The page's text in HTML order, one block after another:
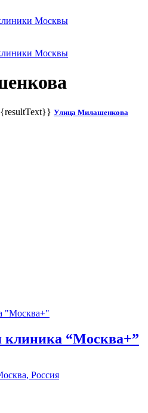
Москвы
Москвы
Улица Милашенкова
клиника “Москва+”
Россия